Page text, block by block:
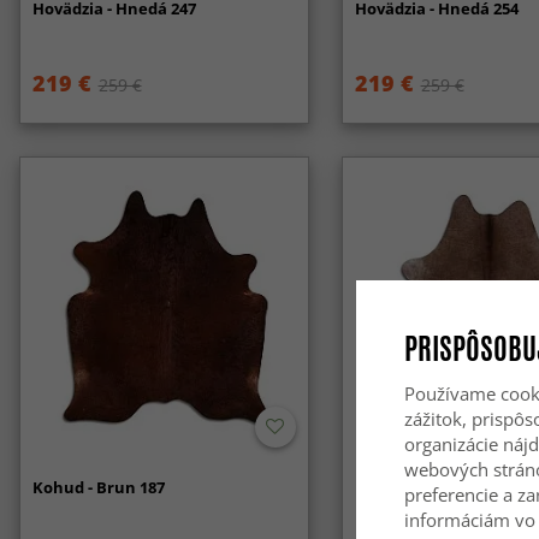
Hovädzia - Hnedá 247
219 € 259 €
Hovädzia - Hnedá 254
219 € 259 €
Kohud - Brun 187 Hovädzia koža - Hnedá
Používame
zážitok,
organizácie
webových
preferencie a
informáciám vo